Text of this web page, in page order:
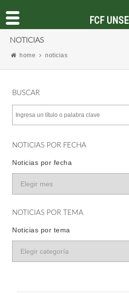
NOTICIAS
home noticias
BUSCAR
NOTICIAS POR FECHA
Noticias por fecha
NOTICIAS POR TEMA
Noticias por tema
FCF UNSE